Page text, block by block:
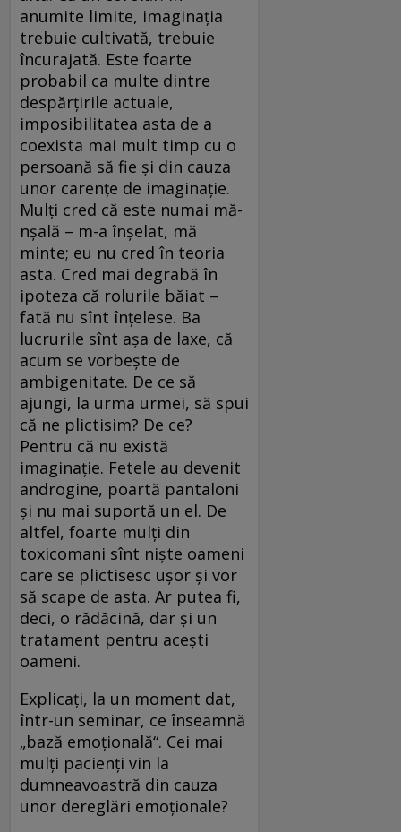
anumite limite, imaginația
trebuie cultivată, trebuie
încurajată. Este foarte
probabil ca multe dintre
despărțirile actuale,
imposibilitatea asta de a
coexista mai mult timp cu o
persoană să fie și din cauza
unor carențe de imaginație.
Mulți cred că este numai mă-
nșală – m-a înșelat, mă
minte; eu nu cred în teoria
asta. Cred mai degrabă în
ipoteza că rolurile băiat –
fată nu sînt înțelese. Ba
lucrurile sînt așa de laxe, că
acum se vorbește de
ambigenitate. De ce să
ajungi, la urma urmei, să spui
că ne plictisim? De ce?
Pentru că nu există
imaginație. Fetele au devenit
androgine, poartă pantaloni
și nu mai suportă un el. De
altfel, foarte mulți din
toxicomani sînt niște oameni
care se plictisesc ușor și vor
să scape de asta. Ar putea fi,
deci, o rădăcină, dar și un
tratament pentru acești
oameni.
Explicați, la un moment dat,
într-un seminar, ce înseamnă
„bază emoțională“. Cei mai
mulți pacienți vin la
dumneavoastră din cauza
unor dereglări emoționale?